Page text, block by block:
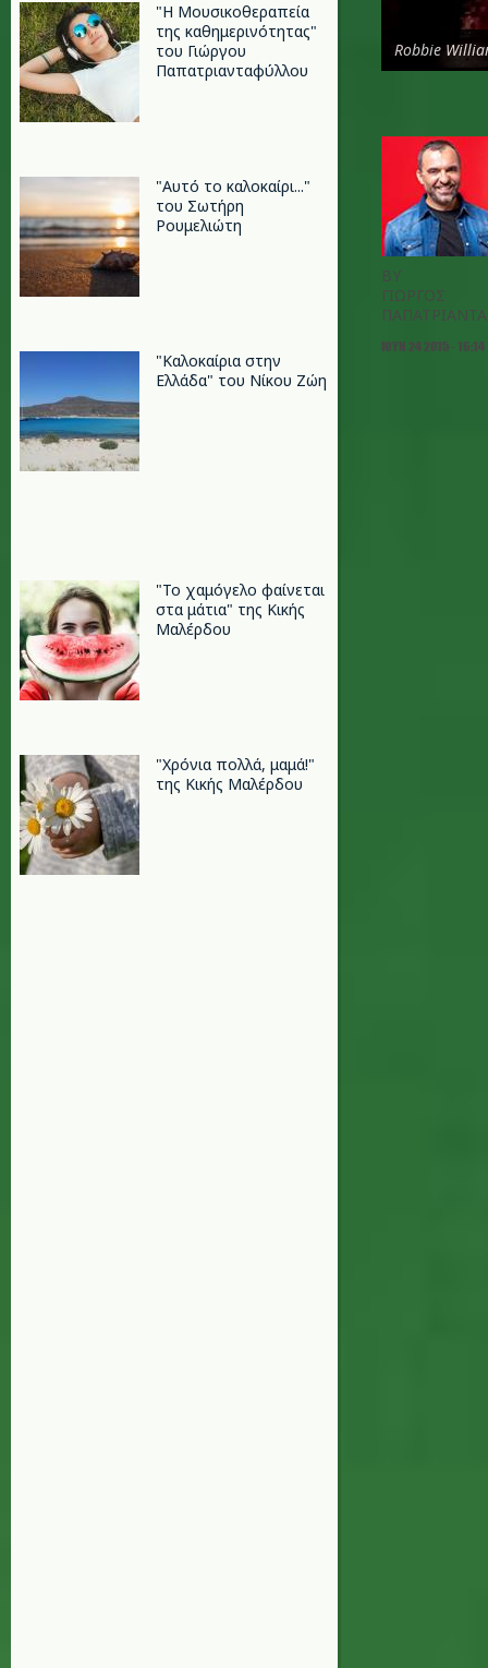
"Η Μουσικοθεραπεία
της καθημερινότητας"
του Γιώργου
Παπατριανταφύλλου
"Αυτό το καλοκαίρι..."
του Σωτήρη
Ρουμελιώτη
"Καλοκαίρια στην
Ελλάδα" του Νίκου Ζώη
"Το χαμόγελο φαίνεται
στα μάτια" της Κικής
Μαλέρδου
"Xρόνια πολλά, μαμά!"
της Κικής Μαλέρδου
Robbie
BY
ΓΙΩΡΓΟΣ
ΙΟΥΝ 24 2015 - 16:14